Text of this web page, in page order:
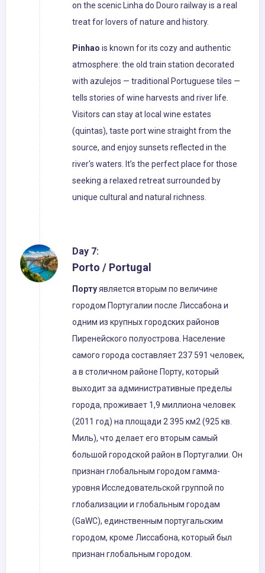
on the scenic Linha do Douro railway is a real
treat for lovers of nature and history.
Pinhao is known for its cozy and authentic
atmosphere: the old train station decorated
with azulejos — traditional Portuguese tiles —
tells stories of wine harvests and river life.
Visitors can stay at local wine estates
(quintas), taste port wine straight from the
source, and enjoy sunsets reflected in the
river's waters. It’s the perfect place for those
seeking a relaxed retreat surrounded by
unique cultural and natural richness.
Day 7:
Porto / Portugal
Портуявляется вторым по величине
городом Португалии после Лиссабона и
одним из крупных городских районов
Пиренейского полуострова. Население
самого города составляет 237 591 человек,
а в столичном районе Порту, который
выходит за административные пределы
города, проживает 1,9 миллиона человек
(2011 год) на площади 2 395 км2 (925 кв.
Миль), что делает его вторым самый
большой городской район в Португалии. Он
признан глобальным городом гамма-
уровня Исследовательской группой по
глобализации и глобальным городам
(GaWC), единственным португальским
городом, кроме Лиссабона, который был
признан глобальным городом.